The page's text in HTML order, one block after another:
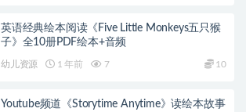
英语经典绘本阅读《Five Little Monkeys五只猴
子》全10册PDF绘本+音频
幼儿资源 1 年前 7 10
Youtube频道《Storytime Anytime》读绘本故事